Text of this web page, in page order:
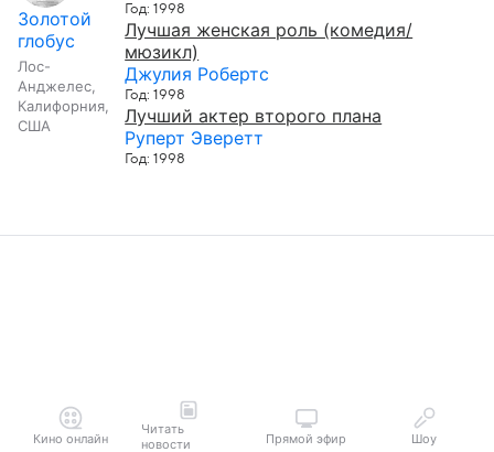
Золотой
глобус
Лос-
Анджелес,
Калифорния,
США
Год: 1998
Лучшая женская роль (комедия/
мюзикл)
Джулия Робертс
Год: 1998
Лучший актер второго плана
Руперт Эверетт
Год: 1998
Кино онлайн
Читать
новости
Прямой эфир Шоу